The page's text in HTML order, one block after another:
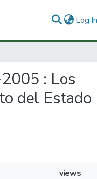
Log In
: Los
del Estado
views